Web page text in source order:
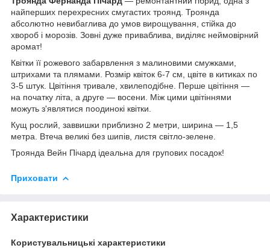
найперших перехресних смугастих троянд. Троянда
абсолютно невибаглива до умов вирощування, стійка до
хвороб і морозів. Зовні дуже приваблива, виділяє неймовірний
аромат!
Квітки її рожевого забарвлення з малиновими смужками,
штрихами та плямами. Розмір квіток 6-7 см, цвіте в китиках по
3-5 штук. Цвітіння тривале, хвилеподібне. Перше цвітіння —
на початку літа, а друге — восени. Між цими цвітіннями
можуть з'являтися поодинокі квітки.
Кущ рослий, заввишки приблизно 2 метри, ширина — 1,5
метра. Втеча великі без шипів, листя світло-зелене.
Троянда Вейн Пічард ідеальна для групових посадок!
Приховати
Характеристики
Користувальницькі характеристики